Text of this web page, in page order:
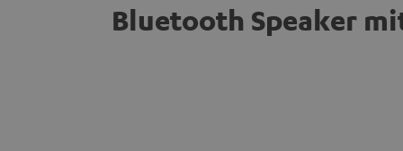
Bluetooth Speaker